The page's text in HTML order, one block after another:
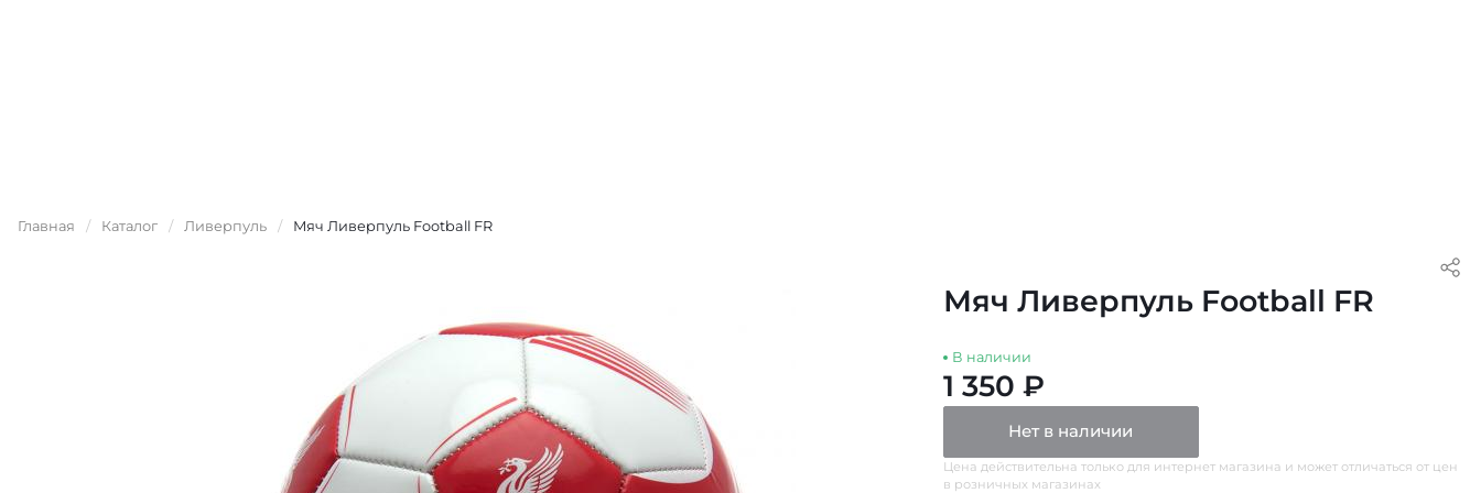
Главная / Каталог / Ливерпуль / Мяч Ливерпуль Football FR
Мяч Ливерпуль Football FR
В наличии
1 350 ₽
Нет в наличии
Цена действительна только для интернет магазина и может отличаться от цен
в розничных магазинах